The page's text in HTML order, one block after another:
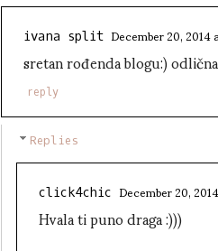
ivana split December 20,
sretan rođenda blogu:)
reply
Replies
click4chic December 20,
Hvala ti puno draga :)))